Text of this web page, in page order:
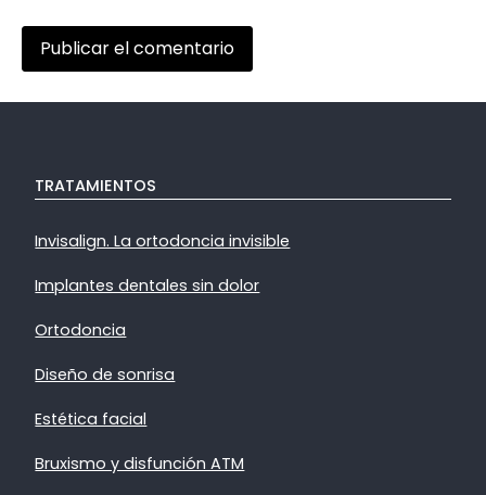
TRATAMIENTOS
Invisalign. La ortodoncia invisible
Implantes dentales sin dolor
Ortodoncia
Diseño de sonrisa
Estética facial
Bruxismo y disfunción ATM